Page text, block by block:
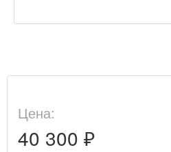
Цена:
40 300 ₽